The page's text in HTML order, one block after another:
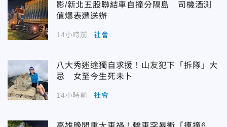
影/新北五股聯結車自撞分隔島 司機酒測
值爆表遭送辦
14小時前 社會
八大秀迷途獨自求援！山友犯下「拆隊」大
忌 女至今生死未卜
14小時前 社會